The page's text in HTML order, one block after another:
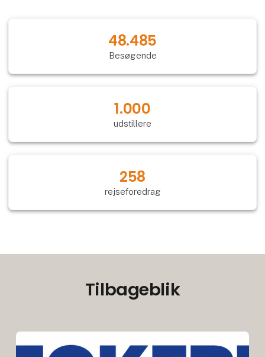
54.649
Besøgende
1.000
udstillere
258
rejseforedrag
Tilbageblik